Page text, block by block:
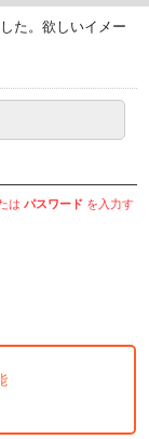
た。欲しいイメー
はパスワード を入力す